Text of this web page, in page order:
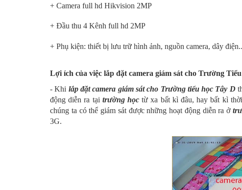
+ Camera full hd Hikvision 2MP
+ Đầu thu 4 Kênh full hd 2MP
+ Phụ kiện: thiết bị lưu trữ hình ảnh, nguồn camera, dây
Lợi ích của việc lắp đặt camera giám sát cho Trường
- Khi lắp đặt camera giám sát cho Trường tiểu học Tây D
động diễn ra tại trường học từ xa bất kì đâu, hay bất kì
chúng ta có thể giám sát được những hoạt động diễn ra ở
3G.